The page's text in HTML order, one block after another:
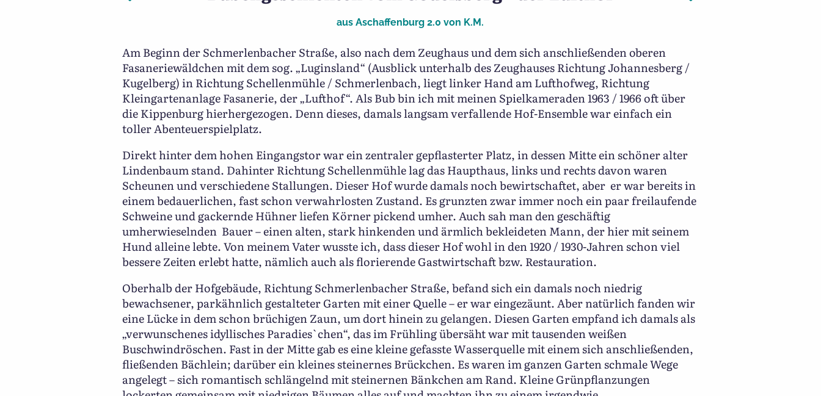
ausAschaffenburg 2.0 von K.M.
Am Beginn der Schmerlenbacher Straße, also nach dem Zeughaus und dem sich anschließenden oberen
Fasaneriewäldchen mit dem sog. „Luginsland“ (Ausblick unterhalb des Zeughauses Richtung Johannesberg /
Kugelberg) in Richtung Schellenmühle / Schmerlenbach, liegt linker Hand am Lufthofweg, Richtung
Kleingartenanlage Fasanerie, der „Lufthof“. Als Bub bin ich mit meinen Spielkameraden 1963 / 1966 oft über
die Kippenburg hierhergezogen. Denn dieses, damals langsam verfallende Hof-Ensemble war einfach ein
toller Abenteuerspielplatz.
Direkt hinter dem hohen Eingangstor war ein zentraler gepflasterter Platz, in dessen Mitte ein schöner alter
Lindenbaum stand. Dahinter Richtung Schellenmühle lag das Haupthaus, links und rechts davon waren
Scheunen und verschiedene Stallungen. Dieser Hof wurde damals noch bewirtschaftet, aber er war bereits in
einem bedauerlichen, fast schon verwahrlosten Zustand. Es grunzten zwar immer noch ein paar freilaufende
Schweine und gackernde Hühner liefen Körner pickend umher. Auch sah man den geschäftig
umherwieselnden Bauer – einen alten, stark hinkenden und ärmlich bekleideten Mann, der hier mit seinem
Hund alleine lebte. Von meinem Vater wusste ich, dass dieser Hof wohl in den 1920 / 1930-Jahren schon viel
bessere Zeiten erlebt hatte, nämlich auch als florierende Gastwirtschaft bzw. Restauration.
Oberhalb der Hofgebäude, Richtung Schmerlenbacher Straße, befand sich ein damals noch niedrig
bewachsener, parkähnlich gestalteter Garten mit einer Quelle – er war eingezäunt. Aber natürlich fanden wir
eine Lücke in dem schon brüchigen Zaun, um dort hinein zu gelangen. Diesen Garten empfand ich damals als
„verwunschenes idyllisches Paradies`chen“, das im Frühling übersäht war mit tausenden weißen
Buschwindröschen. Fast in der Mitte gab es eine kleine gefasste Wasserquelle mit einem sich anschließenden,
fließenden Bächlein; darüber ein kleines steinernes Brückchen. Es waren im ganzen Garten schmale Wege
angelegt – sich romantisch schlängelnd mit steinernen Bänkchen am Rand. Kleine Grünpflanzungen